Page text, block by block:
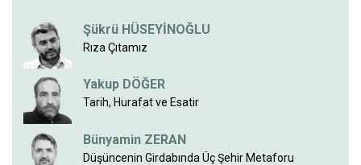
Şükrü HÜSEYİNOĞLU
Rıza Çıtamız
Yakup DÖĞER
Tarih, Hurafat ve Esatir
Bünyamin ZERAN
Düşüncenin Girdabında Üç Şehir Metaforu